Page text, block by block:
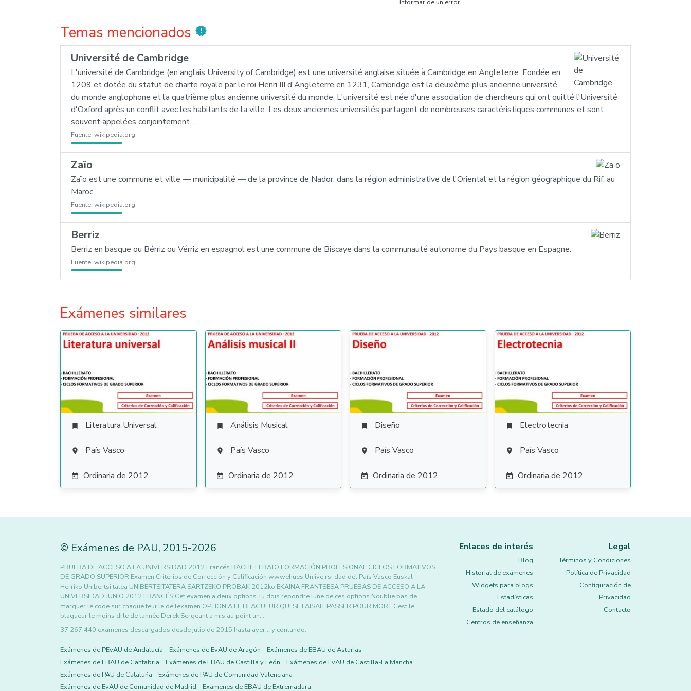
Informar de un error
Temas mencionados new_releases
Université de Cambridge
L'université de Cambridge (en anglais University of Cambridge) est une université anglaise située à Cambridge en Angleterre. Fondée en
1209 et dotée du statut de charte royale par le roi Henri III d'Angleterre en 1231, Cambridge est la deuxième plus ancienne université
du monde anglophone et la quatrième plus ancienne université du monde. L'université est née d'une association de chercheurs qui ont quitté l'Université
d'Oxford après un conflit avec les habitants de la ville. Les deux anciennes universités partagent de nombreuses caractéristiques communes et sont
souvent appelées conjointement …
Fuente: wikipedia.org
Zaïo
Zaïo est une commune et ville — municipalité — de la province de Nador, dans la région administrative de l'Oriental et la région géographique du Rif, au
Maroc.
Fuente: wikipedia.org
Berriz
Berriz en basque ou Bérriz ou Vérriz en espagnol est une commune de Biscaye dans la communauté autonome du Pays basque en Espagne.
Fuente: wikipedia.org
Exámenes similares
 Literatura Universal
 País Vasco
 Ordinaria de 2012
 Análisis Musical
 País Vasco
 Ordinaria de 2012
 Diseño
 País Vasco
 Ordinaria de 2012
 Electrotecnia
 País Vasco
 Ordinaria de 2012
© Exámenes de PAU, 2015-2026
PRUEBA DE ACCESO A LA UNIVERSIDAD 2012 Francés BACHILLERATO FORMACIÓN PROFESIONAL CICLOS FORMATIVOS
DE GRADO SUPERIOR Examen Criterios de Corrección y Calificación wwwehues Un ive rsi dad del País Vasco Euskal
Herriko Unibertsi tatea UNIBERTSITATERA SARTZEKO PROBAK 2012ko EKAINA FRANTSESA PRUEBAS DE ACCESO A LA
UNIVERSIDAD JUNIO 2012 FRANCÉS Cet examen a deux options Tu dois repondre lune de ces options Noublie pas de
marquer le code sur chaque feuille de lexamen OPTION A LE BLAGUEUR QUI SE FAISAIT PASSER POUR MORT Cest le
blagueur le moins drle de lannée Derek Sergeant a mis au point un…
37.267.440 exámenes descargados desde julio de 2015 hasta ayer... y contando.
Exámenes de PEvAU de Andalucía Exámenes de EvAU de Aragón
Exámenes de EBAU de Asturias
Exámenes de EBAU de Cantabria
Exámenes de EBAU de Castilla y León
Exámenes de EvAU de Castilla-La Mancha
Exámenes de PAU de Cataluña
Exámenes de PAU de Comunidad Valenciana
Exámenes de EvAU de Comunidad de Madrid
Exámenes de EBAU de Extremadura
Enlaces de interés
Blog
Historial de exámenes
Widgets para blogs
Estadísticas
Estado del catálogo
Centros de enseñanza
Legal
Términos y Condiciones
Política de Privacidad
Configuración de
Privacidad
Contacto